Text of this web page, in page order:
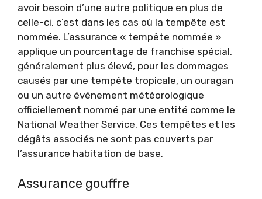
avoir besoin d’une autre politique en plus de
celle-ci, c’est dans les cas où la tempête est
nommée. L’assurance « tempête nommée »
applique un pourcentage de franchise spécial,
généralement plus élevé, pour les dommages
causés par une tempête tropicale, un ouragan
ou un autre événement météorologique
officiellement nommé par une entité comme le
National Weather Service. Ces tempêtes et les
dégâts associés ne sont pas couverts par
l’assurance habitation de base.
Assurance gouffre